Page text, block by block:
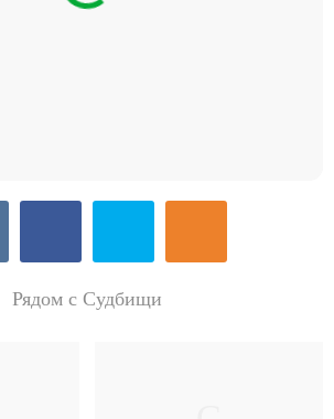
Рядом с Судбищи